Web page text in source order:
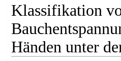
Klassifikation
Händen unter